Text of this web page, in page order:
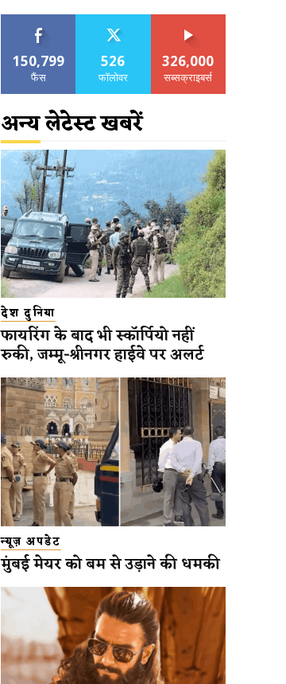
150,799
फैंस
526
फॉलोवर
326,000
सब्सक्राइबर्स
अन्य लेटेस्ट खबरें
देश दुनिया
फायरिंग के बाद भी स्कॉर्पियो नहीं
रुकी, जम्मू-श्रीनगर हाईवे पर अलर्ट
न्यूज़ अपडेट
मुंबई मेयर को बम से उड़ाने की धमकी